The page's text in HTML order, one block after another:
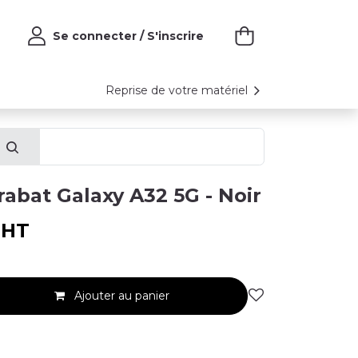
Se connecter / S'inscrire
Reprise de votre matériel
Galaxy A32 5G - Noir
HT
Ajouter au panier